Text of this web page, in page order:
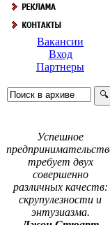
Вакансии
Вход
Партнеры
Успешное
требует двух
совершенно
различных качеств:
скрупулезности и
энтузиазма.